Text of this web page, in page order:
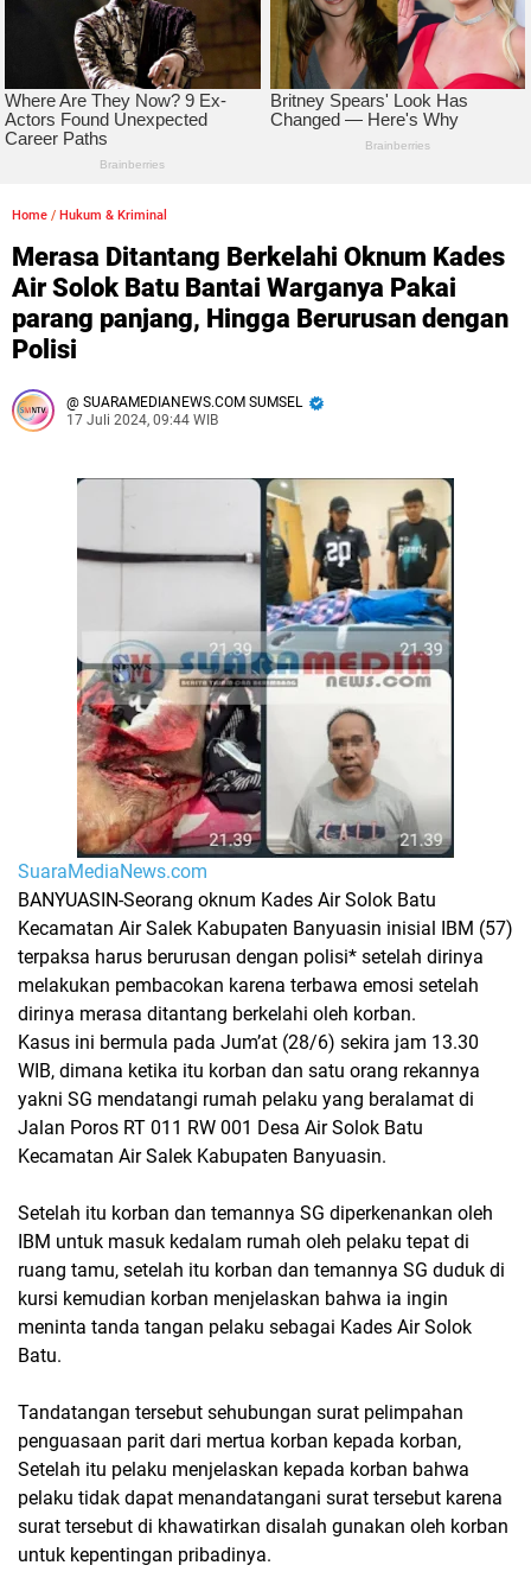
Home / Hukum & Kriminal
Merasa Ditantang Berkelahi Oknum Kades
Air Solok Batu Bantai Warganya Pakai
parang panjang, Hingga Berurusan dengan
Polisi
SUARAMEDIANEWS.COM SUMSEL
17 Juli 2024, 09:44 WIB
SuaraMediaNews.com
BANYUASIN-Seorang oknum Kades Air Solok Batu
Kecamatan Air Salek Kabupaten Banyuasin inisial IBM (57)
terpaksa harus berurusan dengan polisi* setelah dirinya
melakukan pembacokan karena terbawa emosi setelah
dirinya merasa ditantang berkelahi oleh korban.
Kasus ini bermula pada Jum’at (28/6) sekira jam 13.30
WIB, dimana ketika itu korban dan satu orang rekannya
yakni SG mendatangi rumah pelaku yang beralamat di
Jalan Poros RT 011 RW 001 Desa Air Solok Batu
Kecamatan Air Salek Kabupaten Banyuasin.
Setelah itu korban dan temannya SG diperkenankan oleh
IBM untuk masuk kedalam rumah oleh pelaku tepat di
ruang tamu, setelah itu korban dan temannya SG duduk di
kursi kemudian korban menjelaskan bahwa ia ingin
meninta tanda tangan pelaku sebagai Kades Air Solok
Batu.
Tandatangan tersebut sehubungan surat pelimpahan
penguasaan parit dari mertua korban kepada korban,
Setelah itu pelaku menjelaskan kepada korban bahwa
pelaku tidak dapat menandatangani surat tersebut karena
surat tersebut di khawatirkan disalah gunakan oleh korban
untuk kepentingan pribadinya.